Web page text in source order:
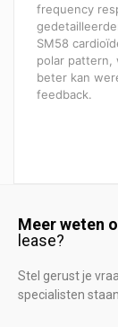
frequency
SM58
polar pattern,
beter kan
feedback.
Meer weten
lease?
Stel gerust je
specialisten